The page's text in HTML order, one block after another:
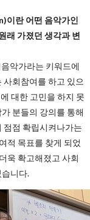
이란 어떤 음악가인
래 가졌던 생각과 변
악가라는 키워드에
회참여를 하고 있으
대한 고민을 하지 못
분들의 강의를 통해
점점 확립시켜나가는
적 목표를 찾게 되었
욱 확고해졌고 사회
니다.